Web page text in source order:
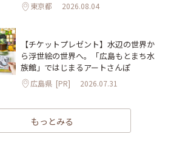
東京都 2026.08.04
【チケットプレゼント】水辺の世界か
ら浮世絵の世界へ。「広島もとまち水
族館」ではじまるアートさんぽ
広島県 [PR] 2026.07.31
もっとみる